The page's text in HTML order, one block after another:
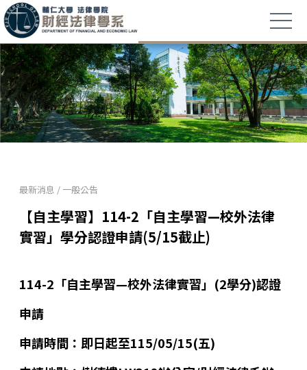
最新消息 / 一般公告
【自主學習】114-2「自主學習—校外法律
實習」學分認證申請(5/15截止)
114-2「自主學習—校外法律實習」(2學分)認證
申請
申請時間：即日起至115/05/15(五)